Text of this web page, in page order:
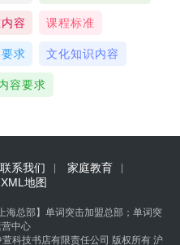
容 课程标准
求 文化知识内容
容要求
联系我们
家庭教育
XML地图
海总部】单词突击加盟总部；单词突
中心
科技书店有限责任公司 版权所有 沪